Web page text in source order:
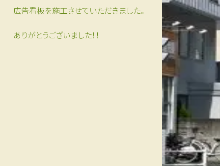
広告看板を施工させていただきました。
ありがとうございました！！